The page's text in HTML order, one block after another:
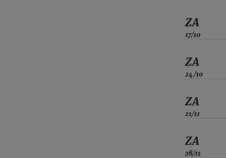
ZA
17/10
ZA
24/10
ZA
21/11
ZA
28/11